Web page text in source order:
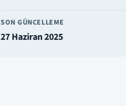
SON GÜNCELLEME
27 Haziran 2025